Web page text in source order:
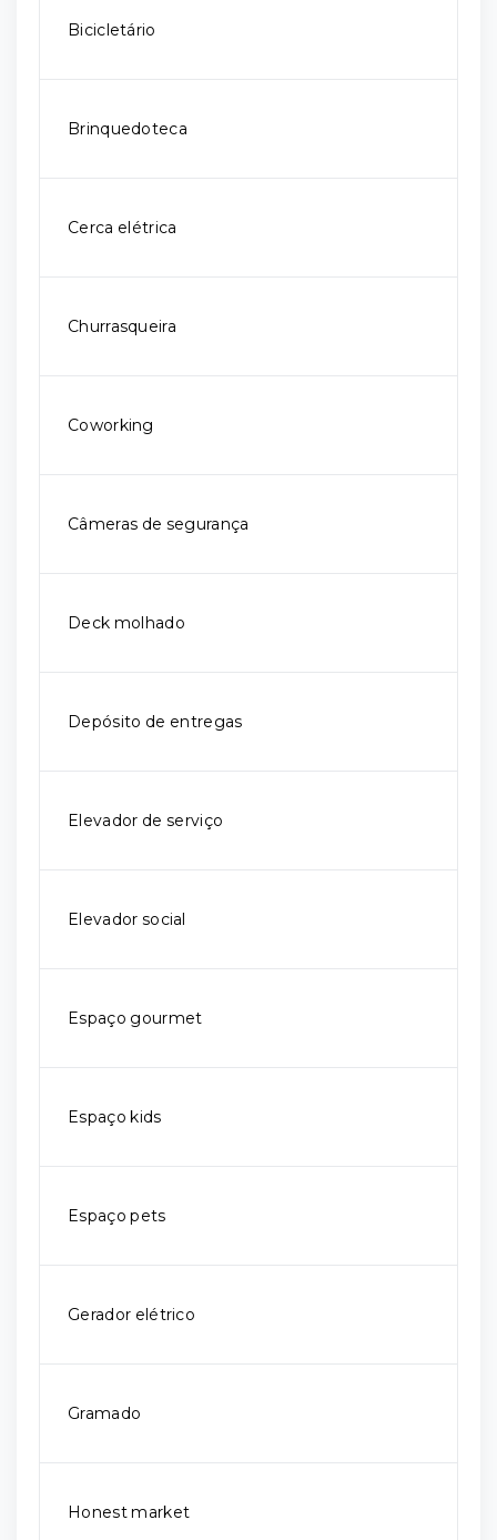
Bicicletário
Brinquedoteca
Cerca elétrica
Churrasqueira
Coworking
Câmeras de segurança
Deck molhado
Depósito de entregas
Elevador de serviço
Elevador social
Espaço gourmet
Espaço kids
Espaço pets
Gerador elétrico
Gramado
Honest market